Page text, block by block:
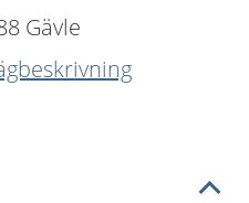
Gävle